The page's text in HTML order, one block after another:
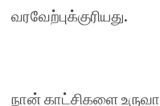
வரவேற்புக்குரியது.
நான் காட்சிகளை